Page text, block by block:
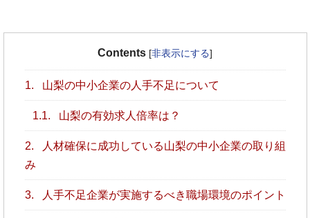
Contents [非表示にする]
1. 山梨の中小企業の人手不足について
1.1. 山梨の有効求人倍率は？
2.
人材確保に成功している山梨の中小企業の取り組
み
3. 人手不足企業が実施するべき職場環境のポイント